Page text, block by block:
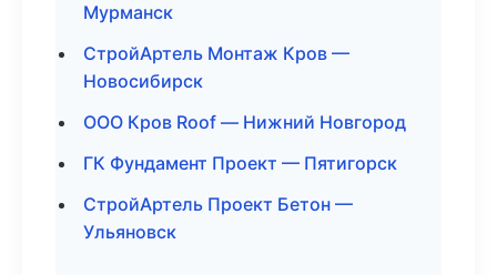
Мурманск
СтройАртель Монтаж Кров —
Новосибирск
ООО Кров Roof — Нижний Новгород
ГК Фундамент Проект — Пятигорск
СтройАртель Проект Бетон —
Ульяновск